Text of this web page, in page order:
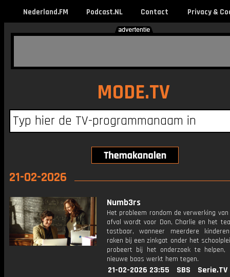
Nederland.FM Podcast.NL Contact Privacy &
MODE.TV
21-02-2026
Numb3rs
Het probleem rondom de verwerking
afval wordt voor Don, Charlie en het
tastbaar, wanneer meerdere
raken bij een zinkgat onder het
probeert bij het onderzoek te helpen,
nieuwe baas werkt hem tegen.
21-02-2026 23:55 SBS
Serie.TV